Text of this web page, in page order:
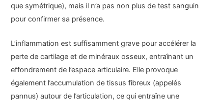
que symétrique), mais il n’a pas non plus de test sanguin
pour confirmer sa présence.
L’inflammation est suffisamment grave pour accélérer la
perte de cartilage et de minéraux osseux, entraînant un
effondrement de l’espace articulaire. Elle provoque
également l’accumulation de tissus fibreux (appelés
pannus) autour de l’articulation, ce qui entraîne une